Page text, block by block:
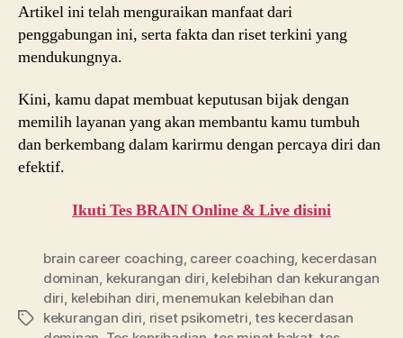
Artikel ini telah menguraikan manfaat dari
penggabungan ini, serta fakta dan riset terkini yang
mendukungnya.
Kini, kamu dapat membuat keputusan bijak dengan
memilih layanan yang akan membantu kamu tumbuh
dan berkembang dalam karirmu dengan percaya diri dan
efektif.
Ikuti Tes BRAIN Online & Live disini
Tags
brain career coaching career coaching kecerdasan
dominan kekurangan diri kelebihan dan kekurangan
diri kelebihan diri menemukan kelebihan dan
kekurangan diri riset psikometri ,tes kecerdasan